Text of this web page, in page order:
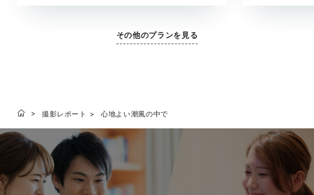
その他のプランを見る
撮影レポート 心地よい潮風の中で